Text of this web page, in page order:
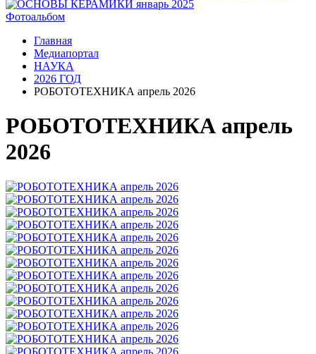
Фотоальбом
Главная
Медиапортал
НАУКА
2026 ГОД
РОБОТОТЕХНИКА апрель 2026
РОБОТОТЕХНИКА апрель
2026